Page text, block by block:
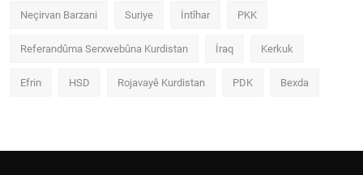
Neçirvan Barzani Suriye İntîhar PKK
Referandûma Serxwebûna Kurdistan İraq Kerkuk
Efrin HSD Rojavayê Kurdistan PDK Bexda